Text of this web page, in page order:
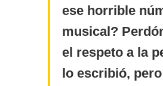
ese horrible
musical?
el respeto a la
lo escribió,